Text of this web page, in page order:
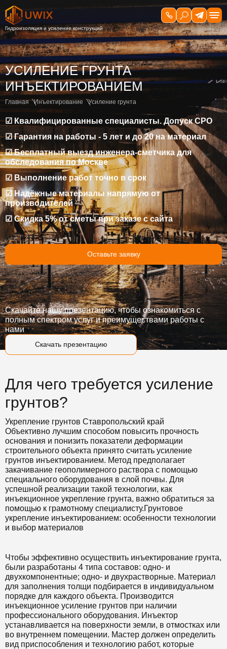
УСИЛЕНИЕ ГРУНТА
ИНЪЕКТИРОВАНИЕМ
Главная Инъектирование Усиление грунта
☑ Квалифицированные специалисты. Допуск СРО
☑ Гарантия на работы - 5 лет и до 20 на материал
☑ Бесплатный выезд инженера-сметчика для
обследования по Москве
☑ Выполнение работ точно в срок
☑ Надёжные материалы напрямую от
производителей
☑ Скидка 5% от сметы при заказе с сайта
Оставьте заявку
Скачать презентацию
Скачайте нашу презентацию, чтобы ознакомиться с
полным спектром услуг и преимуществами работы с
нами
Для чего требуется усиление
грунтов?
Укрепление грунтов Ставропольский край
Объективно лучшим способом повысить прочность
основания и понизить показатели деформации
строительного объекта принято считать усиление
грунтов инъектированием. Метод предполагает
закачивание геополимерного раствора с помощью
специального оборудования в слой почвы. Для
успешной реализации такой технологии, как
инъекционное укрепление грунта, важно обратиться за
помощью к грамотному специалисту.Грунтовое
укрепление инъектированием: особенности технологии
и выбор материалов
Чтобы эффективно осуществить инъектирование грунта,
были разработаны 4 типа составов: одно- и
двухкомпонентные; одно- и двухрастворные. Материал
для заполнения толщи подбирается в индивидуальном
порядке для каждого объекта. Производится
инъекционное усиление грунтов при наличии
профессионального оборудования. Инъектор
устанавливается на поверхности земли, в отмостках или
во внутреннем помещении. Мастер должен определить
вид приспособления и технологию работ, которые